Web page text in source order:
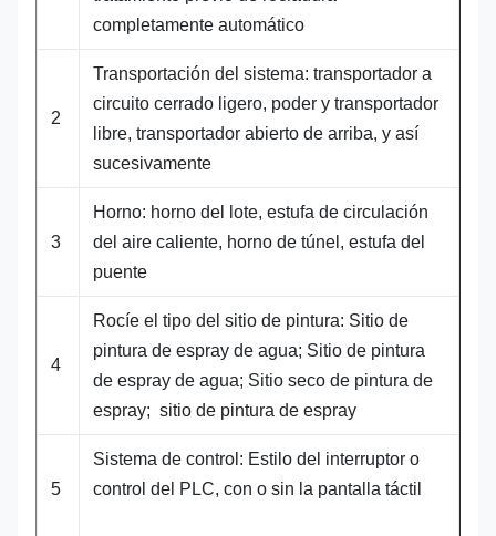
completamente automático
2
Transportación del sistema: transportador a
circuito cerrado ligero, poder y transportador
libre, transportador abierto de arriba, y así
sucesivamente
3
Horno: horno del lote, estufa de circulación
del aire caliente, horno de túnel, estufa del
puente
4
Rocíe el tipo del sitio de pintura: Sitio de
pintura de espray de agua; Sitio de pintura
de espray de agua; Sitio seco de pintura de
espray; sitio de pintura de espray
5
Sistema de control: Estilo del interruptor o
control del PLC, con o sin la pantalla táctil